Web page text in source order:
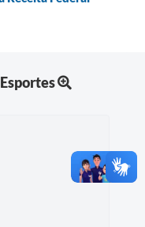
Esportes